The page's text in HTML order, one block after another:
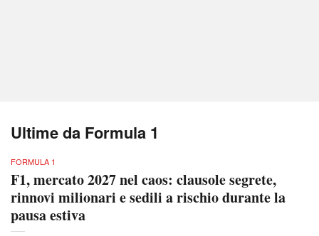
Ultime da Formula 1
FORMULA 1
F1, mercato 2027 nel caos: clausole segrete,
rinnovi milionari e sedili a rischio durante la
pausa estiva